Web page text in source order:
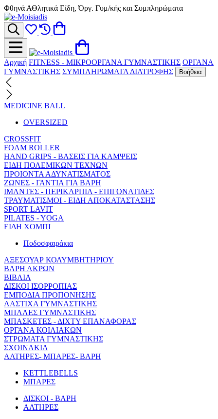
Φθηνά ΑΘλητικά Είδη, Όργ. Γυμ/κής και Συμπληρώματα
Αρχική FITNESS - ΜΙΚΡΟΟΡΓΑΝΑ ΓΥΜΝΑΣΤΙΚΗΣ ΟΡΓΑΝΑ
ΓΥΜΝΑΣΤΙΚΗΣ ΣΥΜΠΛΗΡΩΜΑΤΑ ΔΙΑΤΡΟΦΗΣ Βοήθεια
MEDICINE BALL
OVERSIZED
CROSSFIT
FOAM ROLLER
HAND GRIPS - ΒΑΣΕΙΣ ΓΙΑ ΚΑΜΨΕΙΣ
ΕΙΔΗ ΠΟΛΕΜΙΚΩΝ ΤΕΧΝΩΝ
ΠΡΟΙΟΝΤΑ ΑΔΥΝΑΤΙΣΜΑΤΟΣ
ΖΩΝΕΣ - ΓΑΝΤΙΑ ΓΙΑ ΒΑΡΗ
ΙΜΑΝΤΕΣ - ΠΕΡΙΚΑΡΠΙΑ - ΕΠΙΓΟΝΑΤΙΔΕΣ
ΤΡΑΥΜΑΤΙΣΜΟΙ - ΕΙΔΗ ΑΠΟΚΑΤΑΣΤΑΣΗΣ
SPORT LAVIT
PILATES - YOGA
ΕΙΔΗ ΧΟΜΠΙ
Ποδοσφαιράκια
ΑΞΕΣΟΥΑΡ ΚΟΛΥΜΒΗΤΗΡΙΟΥ
ΒΑΡΗ ΑΚΡΩΝ
ΒΙΒΛΙΑ
ΔΙΣΚΟΙ ΙΣΟΡΡΟΠΙΑΣ
ΕΜΠΟΔΙΑ ΠΡΟΠΟΝΗΣΗΣ
ΛΑΣΤΙΧΑ ΓΥΜΝΑΣΤΙΚΗΣ
ΜΠΑΛΕΣ ΓΥΜΝΑΣΤΙΚΗΣ
ΜΠΑΣΚΕΤΕΣ - ΔΙΧΤΥ ΕΠΑΝΑΦΟΡΑΣ
ΟΡΓΑΝΑ ΚΟΙΛΙΑΚΩΝ
ΣΤΡΩΜΑΤΑ ΓΥΜΝΑΣΤΙΚΗΣ
ΣΧΟΙΝΑΚΙΑ
ΑΛΤΗΡΕΣ- ΜΠΑΡΕΣ- ΒΑΡΗ
KETTLEBELLS
ΜΠΑΡΕΣ
ΔΙΣΚΟΙ - ΒΑΡΗ
ΑΛΤΗΡΕΣ